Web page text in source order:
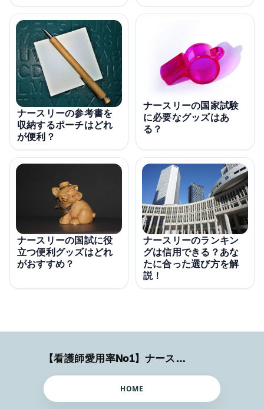
ナースリーの参考書を
収納するポーチはどれ
が便利？
ナースリーの国家試験
に必要なグッズはあ
る？
ナースリーの国試に役
立つ便利グッズはどれ
がおすすめ？
ナースリーのランキン
グは信用できる？あな
たに合った選び方を解
説！
【看護師愛用率No1】ナースリーで人気の商品はコレ
HOME